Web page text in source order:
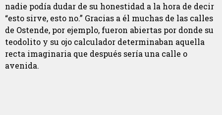
nadie podía dudar de su honestidad a la hora de decir
“esto sirve, esto no.” Gracias a él muchas de las calles
de Ostende, por ejemplo, fueron abiertas por donde su
teodolito y su ojo calculador determinaban aquella
recta imaginaria que después sería una calle o
avenida.